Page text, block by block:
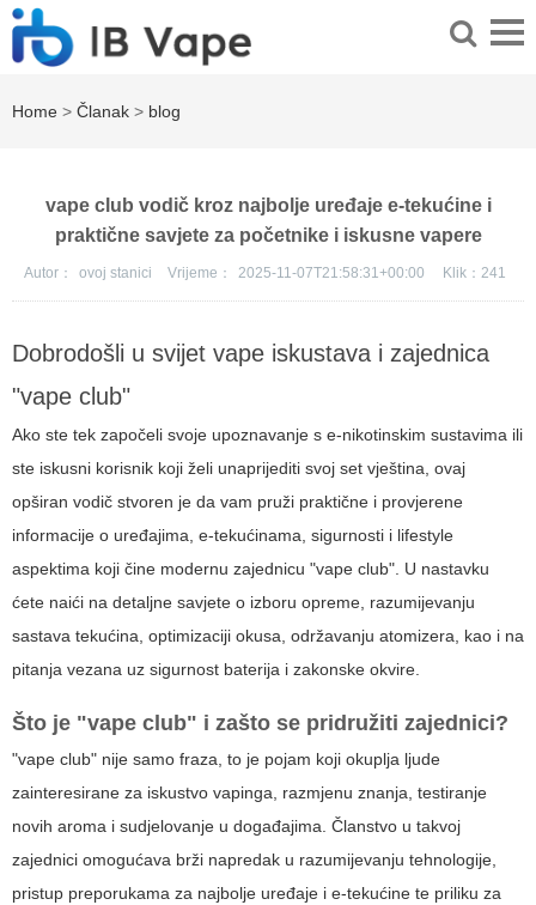
Home > Članak > blog
vape club vodič kroz najbolje uređaje e-tekućine i
praktične savjete za početnike i iskusne vapere
Autor： ovoj stanici Vrijeme： 2025-11-07T21:58:31+00:00 Klik： 241
Dobrodošli u svijet vape iskustava i zajednica
"vape club"
Ako ste tek započeli svoje upoznavanje s e-nikotinskim sustavima ili
ste iskusni korisnik koji želi unaprijediti svoj set vještina, ovaj
opširan vodič stvoren je da vam pruži praktične i provjerene
informacije o uređajima, e-tekućinama, sigurnosti i lifestyle
aspektima koji čine modernu zajednicu "vape club". U nastavku
ćete naići na detaljne savjete o izboru opreme, razumijevanju
sastava tekućina, optimizaciji okusa, održavanju atomizera, kao i na
pitanja vezana uz sigurnost baterija i zakonske okvire.
Što je "vape club" i zašto se pridružiti zajednici?
"vape club" nije samo fraza, to je pojam koji okuplja ljude
zainteresirane za iskustvo vapinga, razmjenu znanja, testiranje
novih aroma i sudjelovanje u događajima. Članstvo u takvoj
zajednici omogućava brži napredak u razumijevanju tehnologije,
pristup preporukama za najbolje uređaje i e-tekućine te priliku za